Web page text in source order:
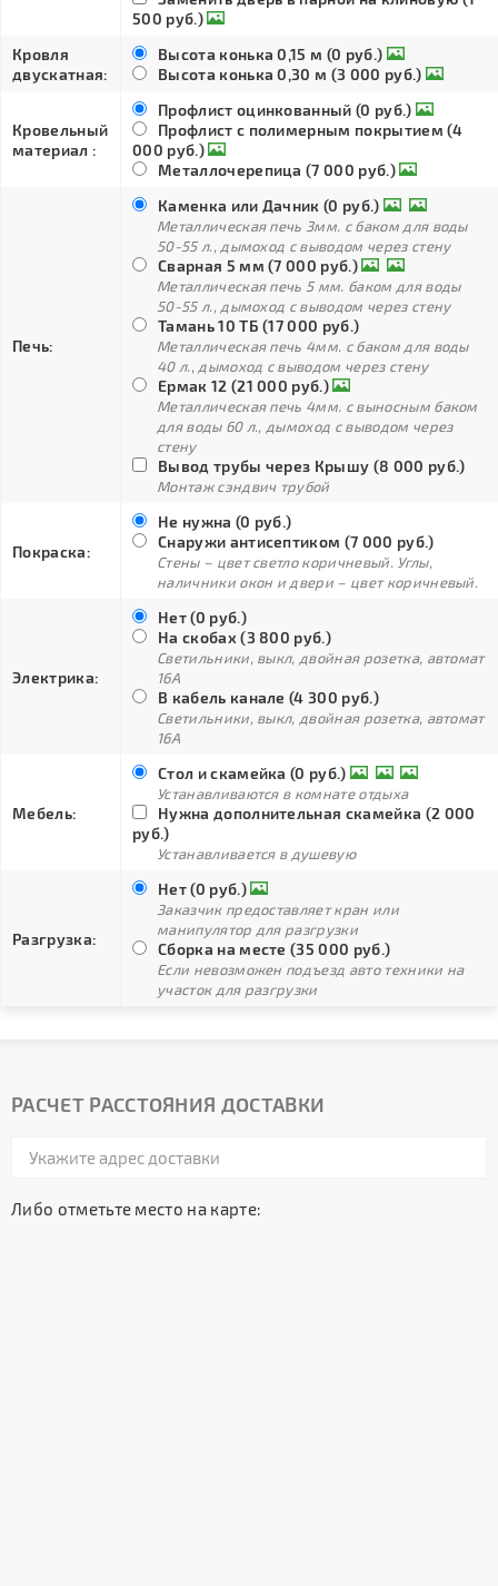
500 руб.)
Кровля
двускатная:
Высота конька 0,15 м (0 руб.)
Высота конька 0,30 м (3 000 руб.)
Кровельный
материал :
Профлист оцинкованный (0 руб.)
Профлист с полимерным покрытием (4
000 руб.)
Металлочерепица (7 000 руб.)
Печь:
Каменка или Дачник (0 руб.)
Металлическая печь 3мм. с баком для воды
50-55 л., дымоход с выводом через стену
Сварная 5 мм (7 000 руб.)
Металлическая печь 5 мм. баком для воды
50-55 л., дымоход с выводом через стену
Тамань 10 ТБ (17 000 руб.)
Металлическая печь 4мм. с баком для воды
40 л., дымоход с выводом через стену
Ермак 12 (21 000 руб.)
Металлическая печь 4мм. с выносным баком
для воды 60 л., дымоход с выводом через
стену
Вывод трубы через Крышу (8 000 руб.)
Монтаж сэндвич трубой
Покраска:
Не нужна (0 руб.)
Снаружи антисептиком (7 000 руб.)
Стены – цвет светло коричневый. Углы,
наличники окон и двери – цвет коричневый.
Электрика:
Нет (0 руб.)
На скобах (3 800 руб.)
Светильники, выкл, двойная розетка, автомат
16А
В кабель канале (4 300 руб.)
Светильники, выкл, двойная розетка, автомат
16А
Мебель:
Стол и скамейка (0 руб.)
Устанавливаются в комнате отдыха
Нужна дополнительная скамейка (2 000
руб.)
Устанавливается в душевую
Разгрузка:
Нет (0 руб.)
Заказчик предоставляет кран или
манипулятор для разгрузки
Сборка на месте (35 000 руб.)
Если невозможен подъезд авто техники на
участок для разгрузки
РАСЧЕТ РАССТОЯНИЯ ДОСТАВКИ
Либо отметьте место на карте: